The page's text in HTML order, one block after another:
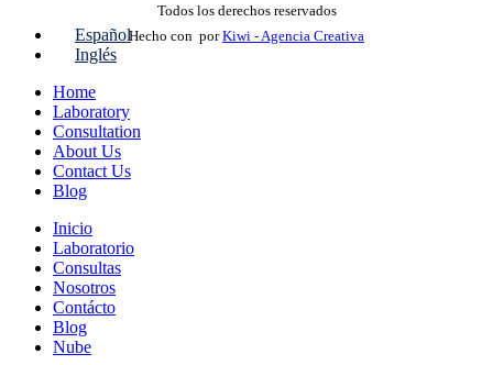
Todos los derechos reservados
Hecho con porKiwi - Agencia Creativa
Español
Inglés
Home
Laboratory
Consultation
About Us
Contact Us
Blog
Inicio
Laboratorio
Consultas
Nosotros
Contácto
Blog
Nube